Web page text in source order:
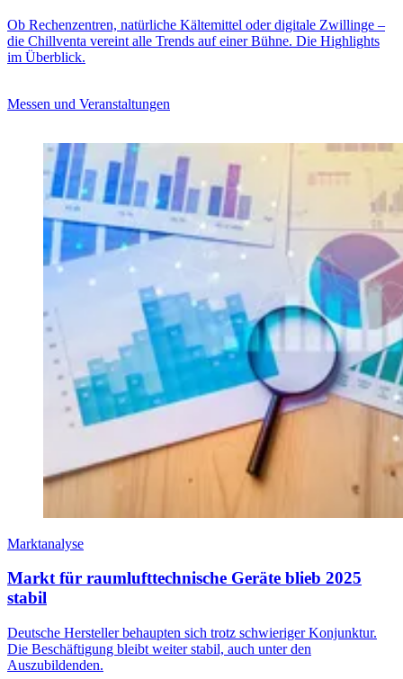
Ob Rechenzentren, natürliche Kältemittel oder digitale Zwillinge –
die Chillventa vereint alle Trends auf einer Bühne. Die Highlights
im Überblick.
Messen und Veranstaltungen
Marktanalyse
Markt für raumlufttechnische Geräte blieb 2025
stabil
Deutsche Hersteller behaupten sich trotz schwieriger Konjunktur.
Die Beschäftigung bleibt weiter stabil, auch unter den
Auszubildenden.